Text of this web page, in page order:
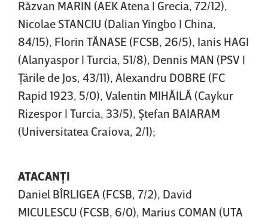
Răzvan MARIN (AEK Atena | Grecia, 72/12),
Nicolae STANCIU (Dalian Yingbo | China,
84/15), Florin TĂNASE (FCSB, 26/5), Ianis HAGI
(Alanyaspor | Turcia, 51/8), Dennis MAN (PSV |
Ţările de Jos, 43/11), Alexandru DOBRE (FC
Rapid 1923, 5/0), Valentin MIHĂILĂ (Caykur
Rizespor | Turcia, 33/5), Ştefan BAIARAM
(Universitatea Craiova, 2/1);
ATACANŢI
Daniel BÎRLIGEA (FCSB, 7/2), David
MICULESCU (FCSB, 6/0), Marius COMAN (UTA